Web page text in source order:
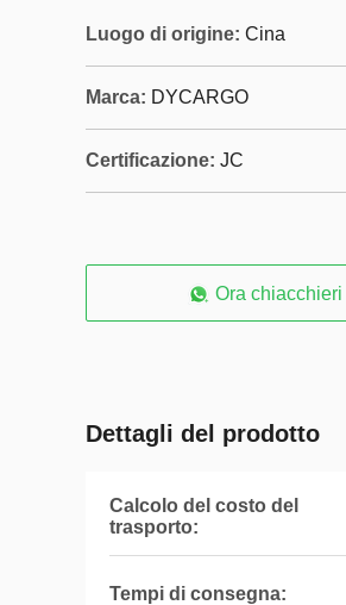
Luogo di origine: Cina
Marca: DYCARGO
Certificazione: JC
Ora chiacchieri
Dettagli del prodotto
Calcolo del costo del
trasporto:
Tempi di consegna: